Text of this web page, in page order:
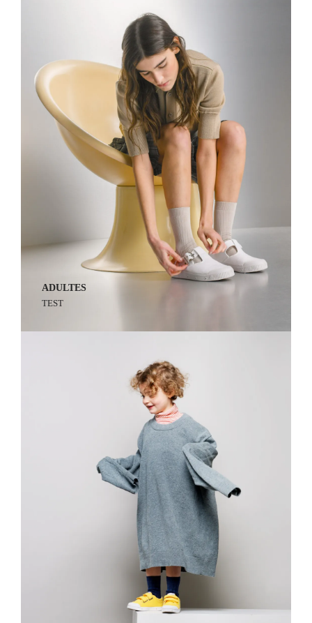
ENFANTS
TEST
Abonnez-vous à notre newsletter pour suivre toutes les
actualités Spring Court. Nous vous offrons 10% de
réduction sur votre première commande lors de votre
inscription.